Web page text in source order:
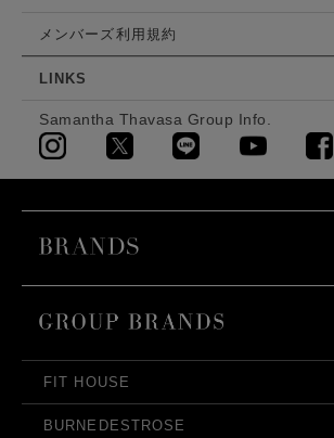
メンバーズ利用規約
LINKS
Samantha Thavasa Group Info.
FIT HOUSE
BURNEDESTROSE